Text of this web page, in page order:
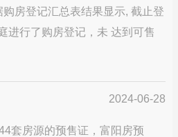
房登记汇总表结果显示, 截止登
进行了购房登记，未 达到可售
2024-06-28
套房源的预售证，富阳房预